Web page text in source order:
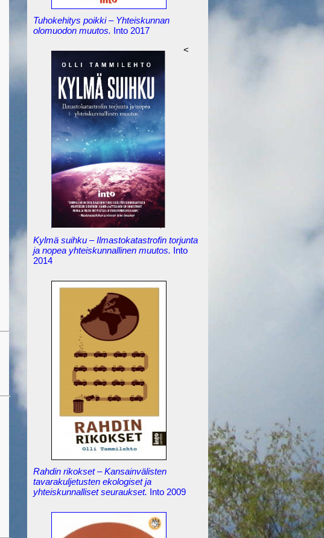
Tuhokehitys poikki – Yhteiskunnan
olomuodon muutos. Into 2017
<
Kylmä suihku – Ilmastokatastrofin torjunta
ja nopea yhteiskunnallinen muutos. Into
2014
Rahdin rikokset – Kansainvälisten
tavarakuljetusten ekologiset ja
yhteiskunnalliset seuraukset. Into 2009